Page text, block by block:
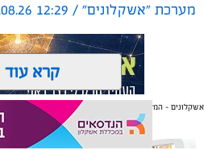
מערכת "אשקלונים" / 12:29 09.08.26
אשקלון, התחדשות עירונית
קרא עוד
אשקלונים - המקומון היומי של אשקלון באינטרנט
אולי יעניין